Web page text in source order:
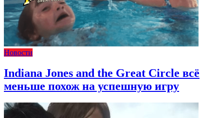
Новости
Indiana Jones and the Great Circle всё
меньше похож на успешную игру